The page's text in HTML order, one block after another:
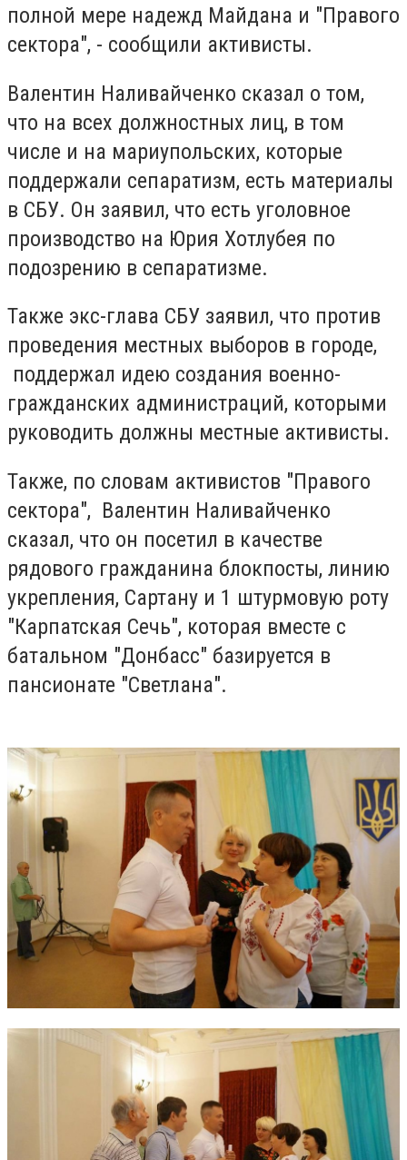
полной мере надежд Майдана и "Правого
сектора", - сообщили активисты.
Валентин Наливайченко сказал о том,
что на всех должностных лиц, в том
числе и на мариупольских, которые
поддержали сепаратизм, есть материалы
в СБУ. Он заявил, что есть уголовное
производство на Юрия Хотлубея по
подозрению в сепаратизме.
Также экс-глава СБУ заявил, что против
проведения местных выборов в городе,
поддержал идею создания военно-
гражданских администраций, которыми
руководить должны местные активисты.
Также, по словам активистов "Правого
сектора", Валентин Наливайченко
сказал, что он посетил в качестве
рядового гражданина блокпосты, линию
укрепления, Сартану и 1 штурмовую роту
"Карпатская Сечь", которая вместе с
батальном "Донбасс" базируется в
пансионате "Светлана".